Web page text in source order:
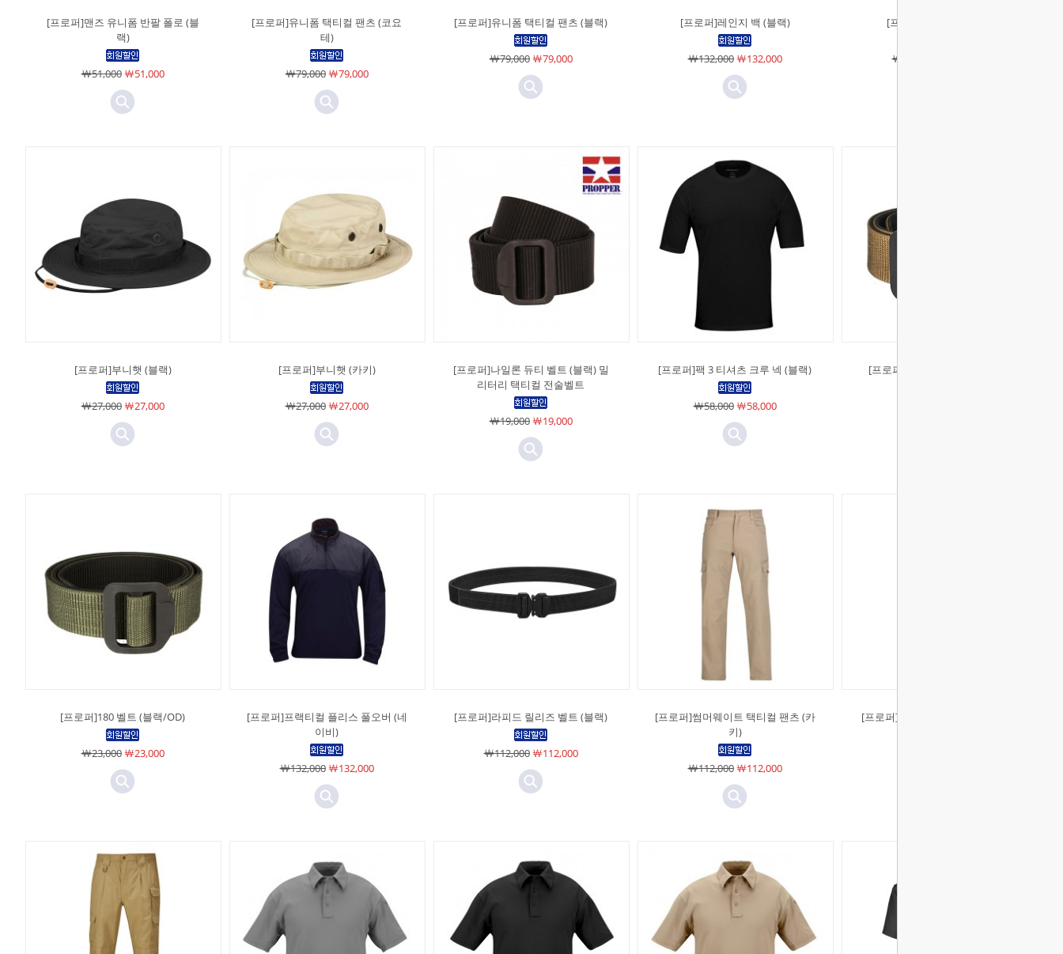
[프로퍼]맨즈 유니폼 반팔 폴로 (블
랙)
￦51,000￦51,000
[프로퍼]유니폼 택티컬 팬츠 (코요
테)
￦79,000￦79,000
[프로퍼]유니폼 택티컬 팬츠 (블랙)
￦79,000￦79,000
[프로퍼]레인지 백 (블랙)
￦132,000￦132,000
[프로퍼]레인지 백 (OD)
￦132,000
[프로퍼]부니햇 (블랙)
￦27,000￦27,000
[프로퍼]부니햇 (카키)
￦27,000￦27,000
[프로퍼]나일론 듀티 벨트 (블랙) 밀
리터리 택티컬 전술벨트
￦19,000￦19,000
[프로퍼]팩 3 티셔츠 크루 넥 (블랙)
￦58,000￦58,000
[프로퍼]180 벨트 (블랙/코요테)
[프로퍼]180 벨트 (블랙/OD)
￦23,000￦23,000
[프로퍼]프랙티컬 플리스 풀오버 (네
이비)
￦132,000￦132,000
[프로퍼]라피드 릴리즈 벨트 (블랙)
￦112,000￦112,000
[프로퍼]썸머웨이트 택티컬 팬츠 (카
키)
￦112,000￦112,000
[프로퍼]라이트웨이트 택티컬 바지